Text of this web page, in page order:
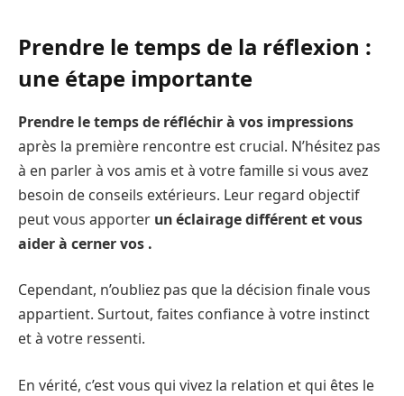
Prendre le temps de la réflexion :
une étape importante
Prendre le temps de réfléchir à vos impressions
après la première rencontre est crucial. N’hésitez pas
à en parler à vos amis et à votre famille si vous avez
besoin de conseils extérieurs. Leur regard objectif
peut vous apporter un éclairage différent et vous
aider à cerner vos .
Cependant, n’oubliez pas que la décision finale vous
appartient. Surtout, faites confiance à votre instinct
et à votre ressenti.
En vérité, c’est vous qui vivez la relation et qui êtes le